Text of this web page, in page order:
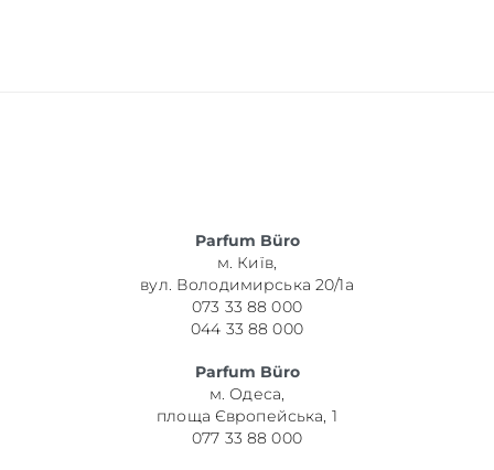
Parfum Büro
м. Київ,
вул. Володимирська 20/1а
073 33 88 000
044 33 88 000
Parfum Büro
м. Одеса,
площа Європейська, 1
077 33 88 000